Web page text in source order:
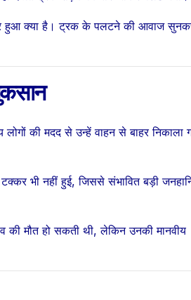
हुआ क्या है। ट्रक के पलटने की आवाज
की मदद से उन्हें वाहन से बाहर निकाला
भी नहीं हुई, जिससे संभावित बड़ी
की मौत हो सकती थी, लेकिन उनकी मानवीय
By